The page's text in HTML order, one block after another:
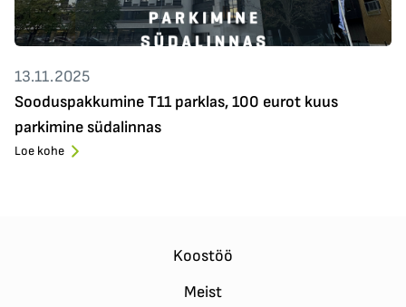
13.11.2025
Sooduspakkumine T11 parklas, 100 eurot kuus
parkimine südalinnas
Loe kohe
Koostöö
Meist